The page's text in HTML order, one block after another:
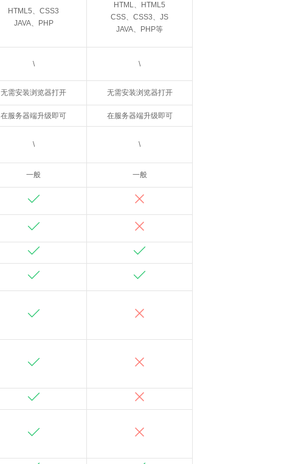
HTML5、CSS3
JAVA、PHP
HTML、HTML5
CSS、CSS3、JS
JAVA、PHP等
\ \
无需安装浏览器打开 无需安装浏览器打开
在服务器端升级即可 在服务器端升级即可
\ \
一般 一般